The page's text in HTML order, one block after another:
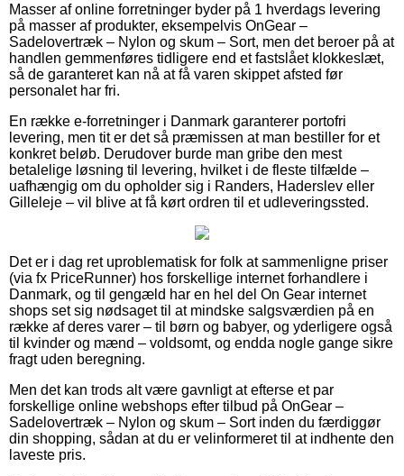
Masser af online forretninger byder på 1 hverdags levering
på masser af produkter, eksempelvis OnGear –
Sadelovertræk – Nylon og skum – Sort, men det beroer på at
handlen gemmenføres tidligere end et fastslået klokkeslæt,
så de garanteret kan nå at få varen skippet afsted før
personalet har fri.
En række e-forretninger i Danmark garanterer portofri
levering, men tit er det så præmissen at man bestiller for et
konkret beløb. Derudover burde man gribe den mest
betalelige løsning til levering, hvilket i de fleste tilfælde –
uafhængig om du opholder sig i Randers, Haderslev eller
Gilleleje – vil blive at få kørt ordren til et udleveringssted.
Det er i dag ret uproblematisk for folk at sammenligne priser
(via fx PriceRunner) hos forskellige internet forhandlere i
Danmark, og til gengæld har en hel del On Gear internet
shops set sig nødsaget til at mindske salgsværdien på en
række af deres varer – til børn og babyer, og yderligere også
til kvinder og mænd – voldsomt, og endda nogle gange sikre
fragt uden beregning.
Men det kan trods alt være gavnligt at efterse et par
forskellige online webshops efter tilbud på OnGear –
Sadelovertræk – Nylon og skum – Sort inden du færdiggør
din shopping, sådan at du er velinformeret til at indhente den
laveste pris.